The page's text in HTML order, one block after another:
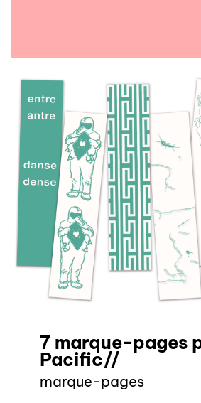
7 marque-pages
Pacific//
marque-pages